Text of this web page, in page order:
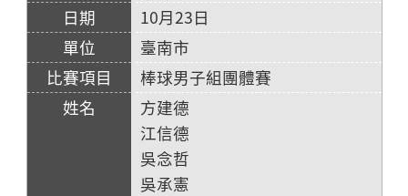
10月23日
臺南市
棒球男子組團體賽
方建德
江信德
吳念哲
吳承憲